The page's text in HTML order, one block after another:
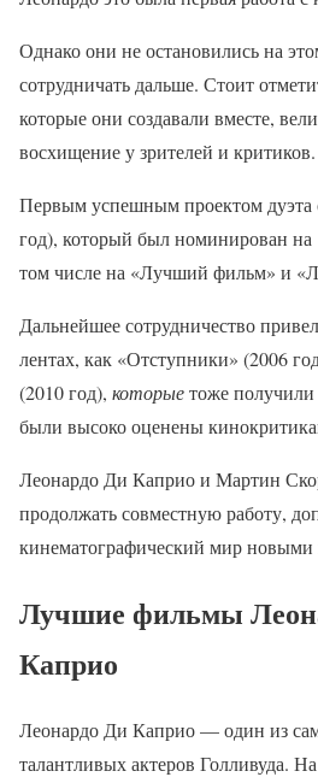
Однако они не остановились на
сотрудничать дальше. Стоит
которые они создавали вместе,
восхищение у зрителей и критиков.
Первым успешным проектом дуэта
год), который был номинирован
том числе на «Лучший фильм» и
Дальнейшее сотрудничество
лентах, как «Отступники» (2006
(2010 год), которыетоже
были высоко оценены
Леонардо Ди Каприо и Мартин
продолжать совместную работу,
кинематографический мир
Лучшие фильмы
Каприо
Леонардо Ди Каприо — один из
талантливых актеров Голливуда.